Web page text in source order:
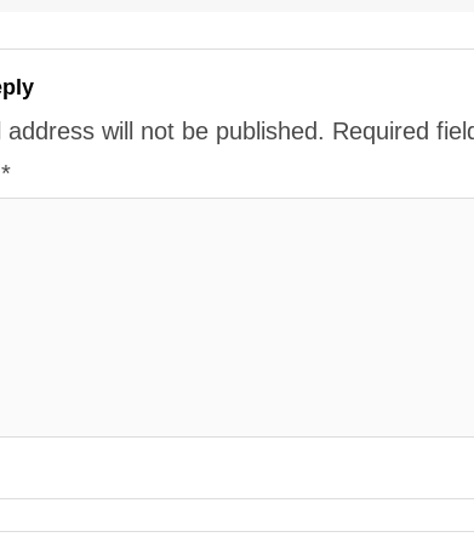
address will not be published. Required
*